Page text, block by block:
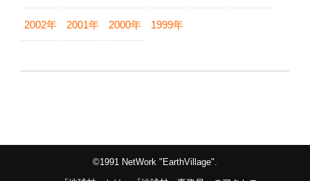
2002年 2001年 2000年 1999年
©1991 NetWork "EarthVillage".